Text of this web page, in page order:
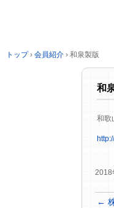
トップ › 会員紹介 › 和泉製版
和
和歌
2018
←